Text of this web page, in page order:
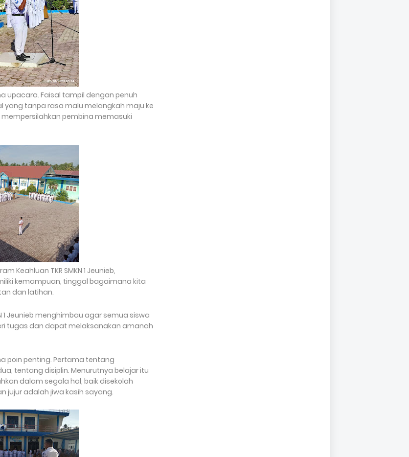
upacara. Faisal tampil dengan penuh
yang tanpa rasa malu melangkah maju ke
pembina memasuki
Keahluan TKR SMKN 1 Jeunieb,
kemampuan, tinggal bagaimana kita
dan latihan.
1 Jeunieb menghimbau agar semua siswa
tugas dan dapat melaksanakan amanah
poin penting. Pertama tentang
tentang disiplin. Menurutnya belajar itu
dalam segala hal, baik disekolah
jujur adalah jiwa kasih sayang.